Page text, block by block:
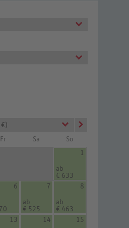
€)
Fr Sa
So
1
ab
€ 633
6 7
ab
€ 525
8
ab
€ 463
13 14 15